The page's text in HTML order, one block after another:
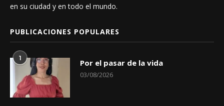
en su ciudad y en todo el mundo.
PUBLICACIONES POPULARES
1 Por el pasar de la vida
03/08/2026